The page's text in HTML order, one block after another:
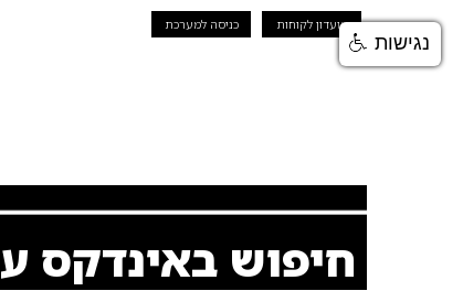
מועדון לקוחות כניסה למערכת
חיפוש באינדקס
נגישות